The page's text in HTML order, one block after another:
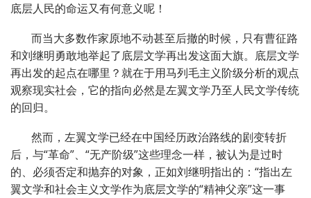
底层人民的命运又有何意义呢！
而当大多数作家原地不动甚至后撤的时候，只有曹征路
和刘继明勇敢地举起了底层文学再出发这面大旗。底层文学
再出发的起点在哪里？就在于用马列毛主义阶级分析的观点
观察现实社会，它的指向必然是左翼文学乃至人民文学传统
的回归。
然而，左翼文学已经在中国经历政治路线的剧变转折
后，与“革命”、“无产阶级”这些理念一样，被认为是过时
的、必须否定和抛弃的对象，正如刘继明指出的：“指出左
翼文学和社会主义文学作为底层文学的“精神父亲”这一事